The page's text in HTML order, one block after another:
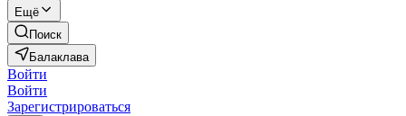
Ещё
Поиск
Балаклава
Войти
Войти
Зарегистрироваться